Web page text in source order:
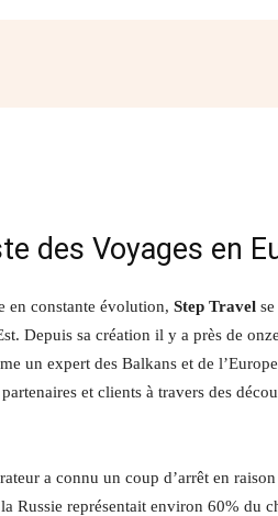
des Voyages en
en constante évolution, Step Travel
Depuis sa création il y a près de
un expert des Balkans et de
et clients à travers des
a connu un coup d’arrêt en
Russie représentait environ 60% du